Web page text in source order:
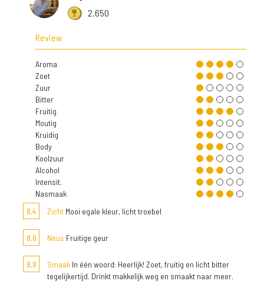
2.650
Review
Aroma
Zoet
Zuur
Bitter
Fruitig
Moutig
Kruidig
Body
Koolzuur
Alcohol
Intensit.
Nasmaak
8,4
Zicht Mooi egale kleur, licht troebel
8,6 Neus Fruitige geur
8,8 Smaak In één woord: Heerlijk! Zoet, fruitig en licht bitter
tegelijkertijd. Drinkt makkelijk weg en smaakt naar meer.